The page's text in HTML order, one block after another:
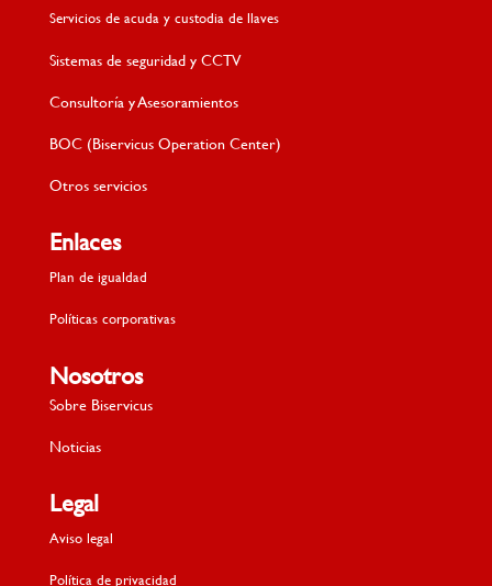
Servicios de acuda y custodia de llaves
Sistemas de seguridad y CCTV
Consultoría y Asesoramientos
BOC (Biservicus Operation Center)
Otros servicios
Enlaces
Plan de igualdad
Políticas corporativas
Nosotros
Sobre Biservicus
Noticias
Legal
Aviso legal
Política de privacidad